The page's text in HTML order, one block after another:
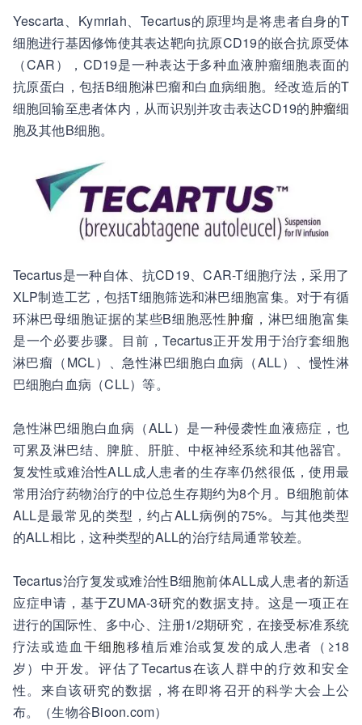
Yescarta、Kymriah、Tecartus的原理均是将患者自身的T
细胞进行基因修饰使其表达靶向抗原CD19的嵌合抗原受体
（CAR），CD19是一种表达于多种血液肿瘤细胞表面的
抗原蛋白，包括B细胞淋巴瘤和白血病细胞。经改造后的T
细胞回输至患者体内，从而识别并攻击表达CD19的肿瘤细
胞及其他B细胞。
Tecartus是一种自体、抗CD19、CAR-T细胞疗法，采用了
XLP制造工艺，包括T细胞筛选和淋巴细胞富集。对于有循
环淋巴母细胞证据的某些B细胞恶性肿瘤 ，淋巴细胞富集
是一个必要步骤。目前，Tecartus正开发用于治疗套细胞
淋巴瘤（MCL）、急性淋巴细胞白血病（ALL）、慢性淋
巴细胞白血病（CLL）等。
急性淋巴细胞白血病（ALL）是一种侵袭性血液癌症，也
可累及淋巴结、脾脏、肝脏、中枢神经系统和其他器官。
复发性或难治性ALL成人患者的生存率仍然很低，使用最
常用治疗药物治疗的中位总生存期约为8个月。 B细胞前体
ALL是最常见的类型，约占ALL病例的75%。与其他类型
的ALL相比，这种类型的ALL的治疗结局通常较差。
Tecartus治疗复发或难治性B细胞前体ALL成人患者的新适
应症申请，基于ZUMA-3研究的数据支持。这是一项正在
进行的国际性、多中心、注册1/2期研究，在接受标准系统
疗法或造血干细胞移植后难治或复发的成人患者（≥18
岁）中开发。评估了Tecartus在该人群中的疗效和安全
性。来自该研究的数据，将在即将召开的科学大会上公
布。（生物谷Bioon.com）